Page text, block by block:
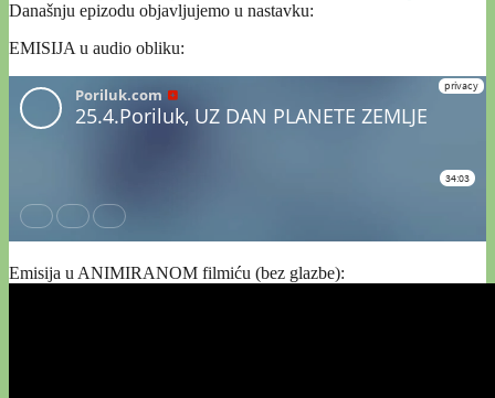
Današnju epizodu objavljujemo u nastavku:
EMISIJA u audio obliku:
Emisija u ANIMIRANOM filmiću (bez glazbe):